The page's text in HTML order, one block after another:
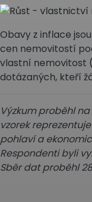
Obavy z inflace
cen nemovitostí
vlastní nemovitost (
dotázaných, kteří
Výzkum proběhl na
vzorek
pohlaví a
Respondenti byli
Sběr dat proběhl 28.